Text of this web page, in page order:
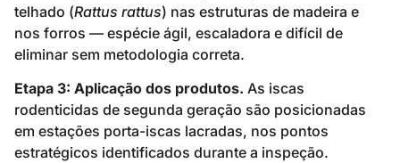
telhado (Rattus rattus) nas estruturas de madeira e
nos forros — espécie ágil, escaladora e difícil de
eliminar sem metodologia correta.
Etapa 3: Aplicação dos produtos. As iscas
rodenticidas de segunda geração são posicionadas
em estações porta-iscas lacradas, nos pontos
estratégicos identificados durante a inspeção.